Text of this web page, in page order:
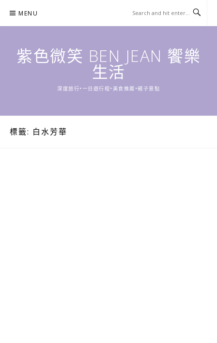
content
MENU
紫色微笑 BEN JEAN 饗樂
生活
深度旅行•一日遊行程•美食推薦•親子景點
標籤: 白水芳華